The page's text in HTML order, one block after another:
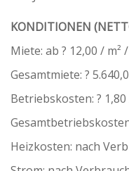
KONDITIONEN
Miete: ab ? 12,00 / m²
Gesamtmiete: ?
Betriebskosten: ?
Heizkosten: nach